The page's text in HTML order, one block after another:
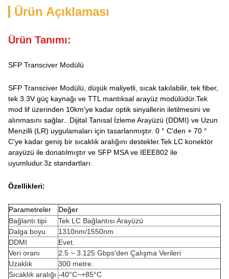
Ürün Açıklaması
Ürün Tanımı:
SFP Transciver Modülü
SFP Transciver Modülü, düşük maliyetli, sıcak takılabilir, tek fiber,
tek 3.3V güç kaynağı ve TTL mantıksal arayüz modülüdür.Tek
mod lif üzerinden 10km'ye kadar optik sinyallerin iletilmesini ve
alınmasını sağlar.. Dijital Tanısal İzleme Arayüzü (DDMI) ve Uzun
Menzilli (LR) uygulamaları için tasarlanmıştır. 0 ° C'den + 70 °
C'ye kadar geniş bir sıcaklık aralığını destekler.Tek LC konektör
arayüzü ile donatılmıştır ve SFP MSA ve IEEE802 ile
uyumludur.3z standartları.
Özellikleri:
Parametreler
Değer
Bağlantı tipi
Tek LC Bağlantısı Arayüzü
Dalga boyu
1310nm/1550nm
DDMI
Evet.
Veri oranı
2.5 ~ 3.125 Gbps'den Çalışma Verileri
Uzaklık
300 metre.
Sıcaklık aralığı -40°C~+85°C